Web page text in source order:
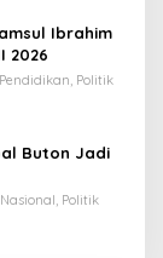
Ibrahim
2026
Politik
Buton Jadi
Politik